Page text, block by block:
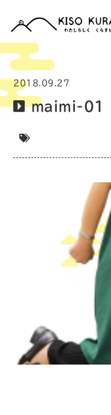
2018.09.27
maimi-01